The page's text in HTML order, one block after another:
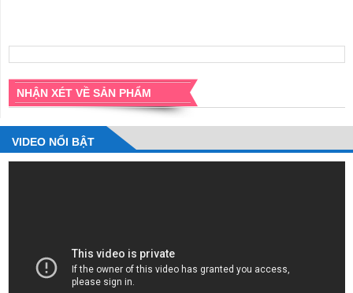
NHẬN XÉT VỀ SẢN PHẨM
VIDEO NỔI BẬT